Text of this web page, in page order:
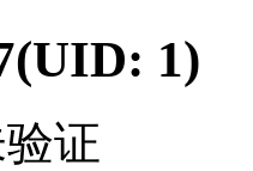
(UID: 1)
证